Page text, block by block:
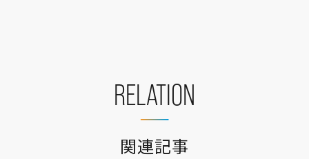
RELATION
関連記事